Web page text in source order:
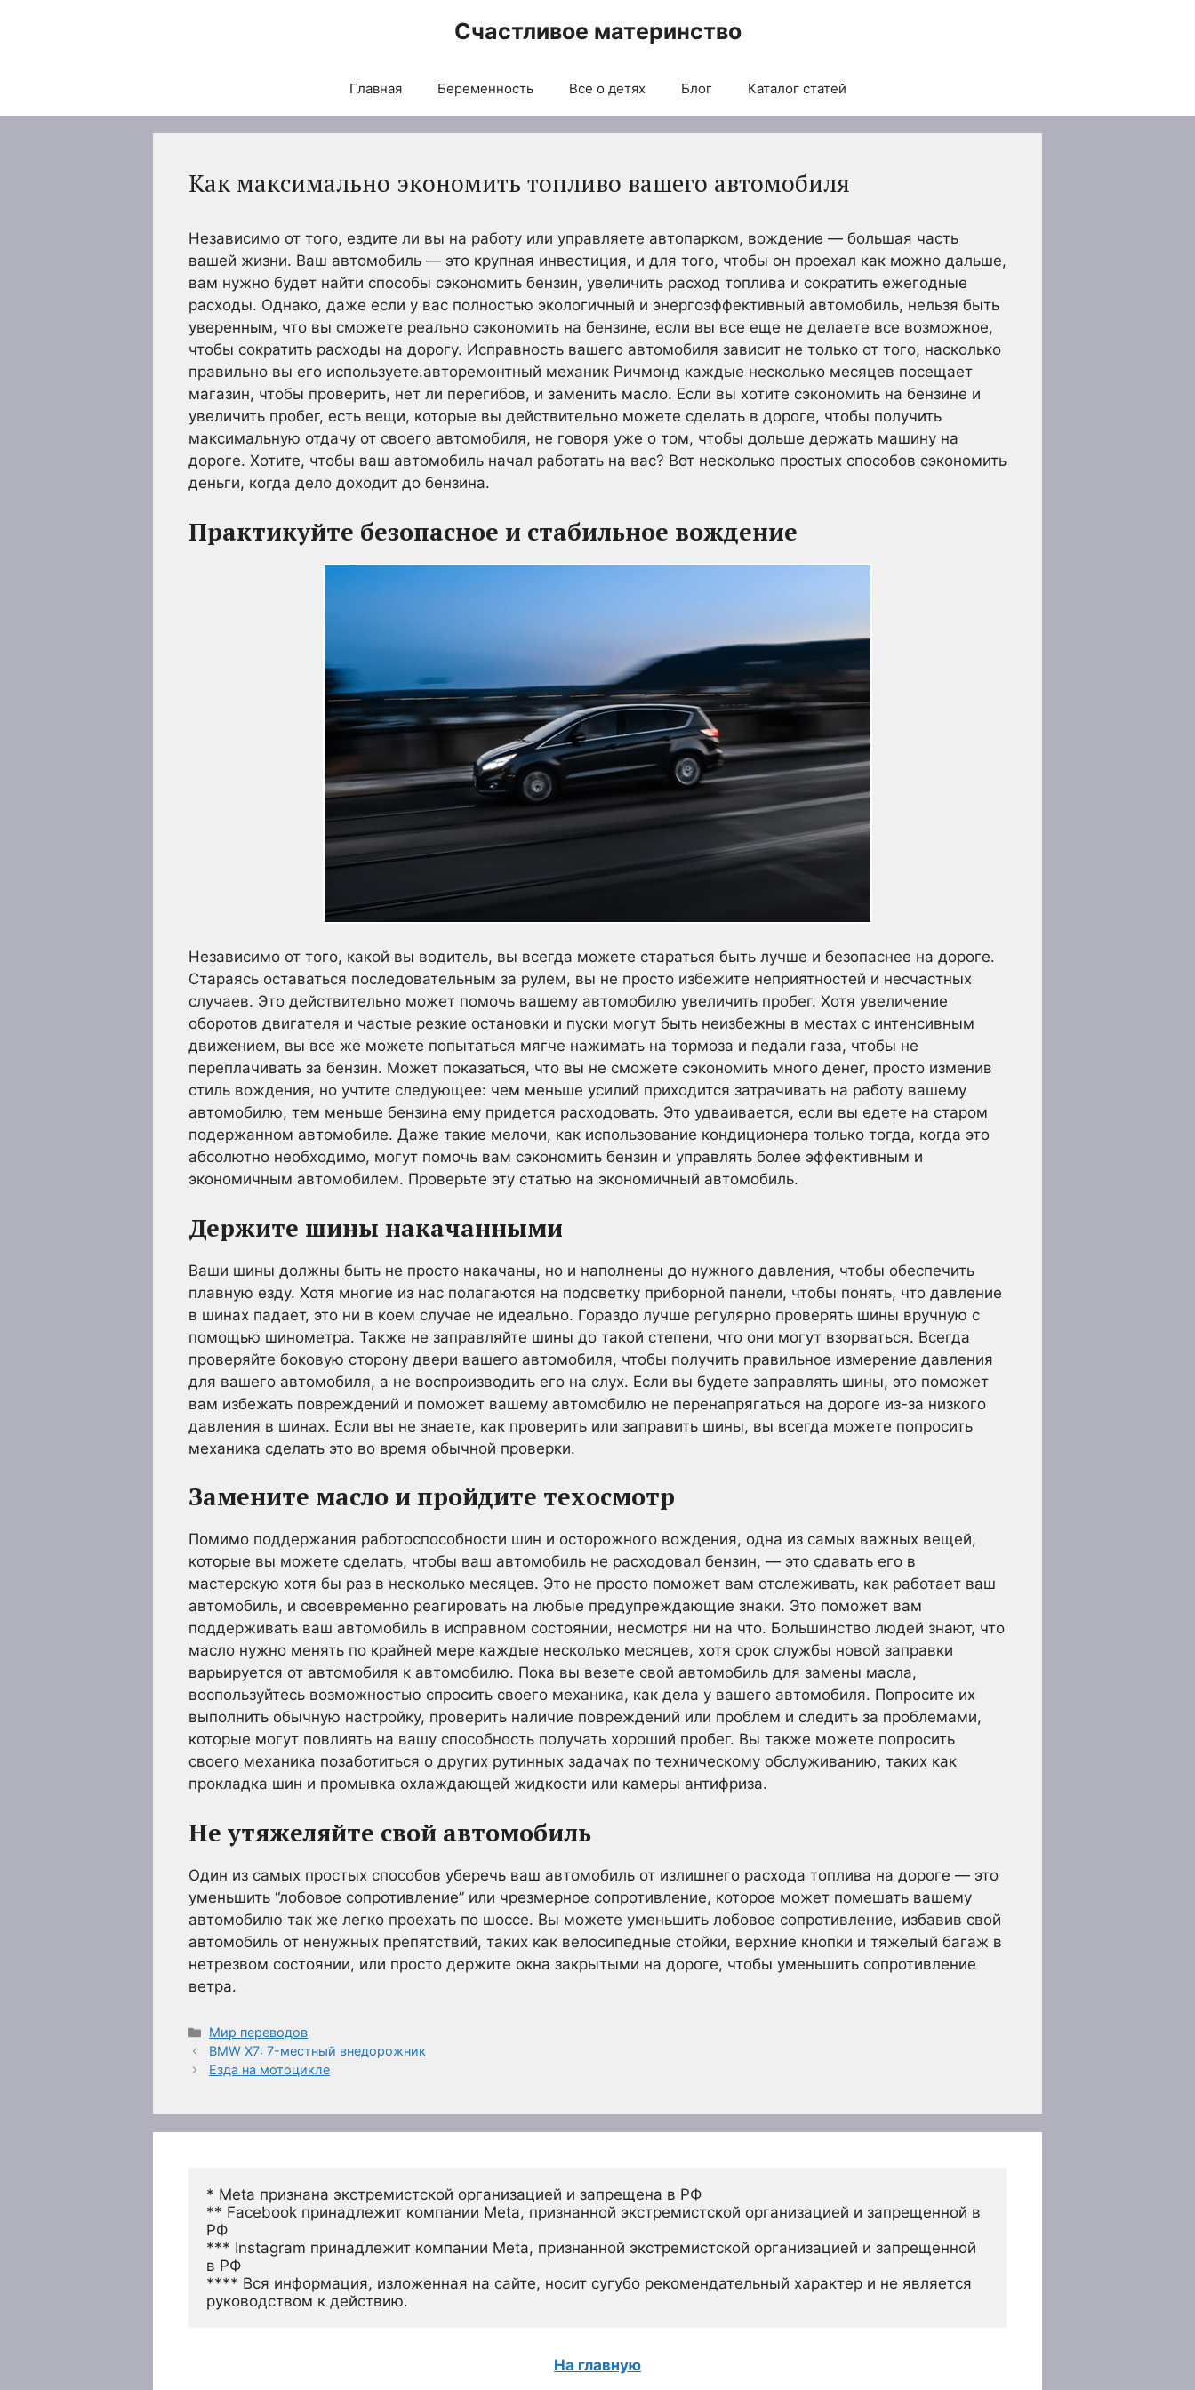
Счастливое материнство
Главная Беременность Все о детях Блог Каталог статей
Как максимально экономить топливо вашего автомобиля
Независимо от того, ездите ли вы на работу или управляете автопарком, вождение — большая часть
вашей жизни. Ваш автомобиль — это крупная инвестиция, и для того, чтобы он проехал как можно дальше,
вам нужно будет найти способы сэкономить бензин, увеличить расход топлива и сократить ежегодные
расходы. Однако, даже если у вас полностью экологичный и энергоэффективный автомобиль, нельзя быть
уверенным, что вы сможете реально сэкономить на бензине, если вы все еще не делаете все возможное,
чтобы сократить расходы на дорогу. Исправность вашего автомобиля зависит не только от того, насколько
правильно вы его используете.авторемонтный механик Ричмонд каждые несколько месяцев посещает
магазин, чтобы проверить, нет ли перегибов, и заменить масло. Если вы хотите сэкономить на бензине и
увеличить пробег, есть вещи, которые вы действительно можете сделать в дороге, чтобы получить
максимальную отдачу от своего автомобиля, не говоря уже о том, чтобы дольше держать машину на
дороге. Хотите, чтобы ваш автомобиль начал работать на вас? Вот несколько простых способов сэкономить
деньги, когда дело доходит до бензина.
Практикуйте безопасное и стабильное вождение
Независимо от того, какой вы водитель, вы всегда можете стараться быть лучше и безопаснее на дороге.
Стараясь оставаться последовательным за рулем, вы не просто избежите неприятностей и несчастных
случаев. Это действительно может помочь вашему автомобилю увеличить пробег. Хотя увеличение
оборотов двигателя и частые резкие остановки и пуски могут быть неизбежны в местах с интенсивным
движением, вы все же можете попытаться мягче нажимать на тормоза и педали газа, чтобы не
переплачивать за бензин. Может показаться, что вы не сможете сэкономить много денег, просто изменив
стиль вождения, но учтите следующее: чем меньше усилий приходится затрачивать на работу вашему
автомобилю, тем меньше бензина ему придется расходовать. Это удваивается, если вы едете на старом
подержанном автомобиле. Даже такие мелочи, как использование кондиционера только тогда, когда это
абсолютно необходимо, могут помочь вам сэкономить бензин и управлять более эффективным и
экономичным автомобилем. Проверьте эту статью на экономичный автомобиль.
Держите шины накачанными
Ваши шины должны быть не просто накачаны, но и наполнены до нужного давления, чтобы обеспечить
плавную езду. Хотя многие из нас полагаются на подсветку приборной панели, чтобы понять, что давление
в шинах падает, это ни в коем случае не идеально. Гораздо лучше регулярно проверять шины вручную с
помощью шинометра. Также не заправляйте шины до такой степени, что они могут взорваться. Всегда
проверяйте боковую сторону двери вашего автомобиля, чтобы получить правильное измерение давления
для вашего автомобиля, а не воспроизводить его на слух. Если вы будете заправлять шины, это поможет
вам избежать повреждений и поможет вашему автомобилю не перенапрягаться на дороге из-за низкого
давления в шинах. Если вы не знаете, как проверить или заправить шины, вы всегда можете попросить
механика сделать это во время обычной проверки.
Замените масло и пройдите техосмотр
Помимо поддержания работоспособности шин и осторожного вождения, одна из самых важных вещей,
которые вы можете сделать, чтобы ваш автомобиль не расходовал бензин, — это сдавать его в
мастерскую хотя бы раз в несколько месяцев. Это не просто поможет вам отслеживать, как работает ваш
автомобиль, и своевременно реагировать на любые предупреждающие знаки. Это поможет вам
поддерживать ваш автомобиль в исправном состоянии, несмотря ни на что. Большинство людей знают, что
масло нужно менять по крайней мере каждые несколько месяцев, хотя срок службы новой заправки
варьируется от автомобиля к автомобилю. Пока вы везете свой автомобиль для замены масла,
воспользуйтесь возможностью спросить своего механика, как дела у вашего автомобиля. Попросите их
выполнить обычную настройку, проверить наличие повреждений или проблем и следить за проблемами,
которые могут повлиять на вашу способность получать хороший пробег. Вы также можете попросить
своего механика позаботиться о других рутинных задачах по техническому обслуживанию, таких как
прокладка шин и промывка охлаждающей жидкости или камеры антифриза.
Не утяжеляйте свой автомобиль
Один из самых простых способов уберечь ваш автомобиль от излишнего расхода топлива на дороге — это
уменьшить “лобовое сопротивление” или чрезмерное сопротивление, которое может помешать вашему
автомобилю так же легко проехать по шоссе. Вы можете уменьшить лобовое сопротивление, избавив свой
автомобиль от ненужных препятствий, таких как велосипедные стойки, верхние кнопки и тяжелый багаж в
нетрезвом состоянии, или просто держите окна закрытыми на дороге, чтобы уменьшить сопротивление
ветра.
Рубрики
Мир переводов
BMW X7: 7-местный внедорожник
Езда на мотоцикле
* Meta признана экстремистской организацией и запрещена в РФ
** Facebook принадлежит компании Meta, признанной экстремистской организацией и запрещенной в
РФ
*** Instagram принадлежит компании Meta, признанной экстремистской организацией и запрещенной
в РФ
**** Вся информация, изложенная на сайте, носит сугубо рекомендательный характер и не является
руководством к действию.
На главную